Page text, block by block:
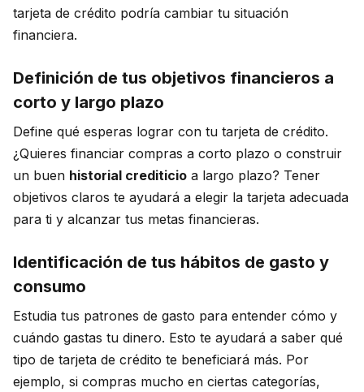
tarjeta de crédito podría cambiar tu situación
financiera.
Definición de tus objetivos financieros a
corto y largo plazo
Define qué esperas lograr con tu tarjeta de crédito.
¿Quieres financiar compras a corto plazo o construir
un buen historial crediticio a largo plazo? Tener
objetivos claros te ayudará a elegir la tarjeta adecuada
para ti y alcanzar tus metas financieras.
Identificación de tus hábitos de gasto y
consumo
Estudia tus patrones de gasto para entender cómo y
cuándo gastas tu dinero. Esto te ayudará a saber qué
tipo de tarjeta de crédito te beneficiará más. Por
ejemplo, si compras mucho en ciertas categorías,